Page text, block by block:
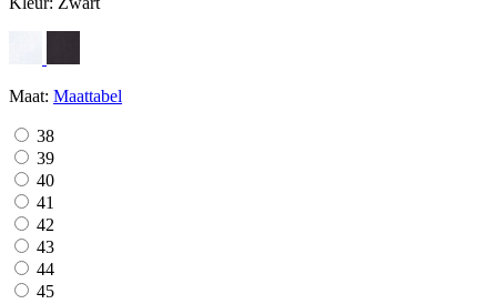
Maat: Maattabel
38
39
40
41
42
43
44
45